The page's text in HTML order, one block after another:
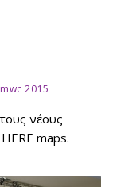
mwc 2015
νέους
maps.